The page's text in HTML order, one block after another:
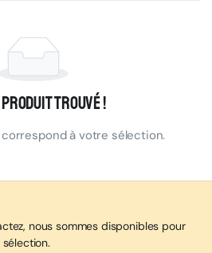
produit trouvé !
à votre sélection.
nous sommes disponibles pour